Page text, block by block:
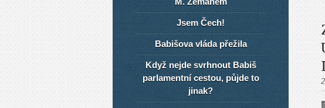
Jsem Čech!
Babišova vláda přežila
Když nejde svrhnout Babiš
parlamentní cestou, půjde to
jinak?